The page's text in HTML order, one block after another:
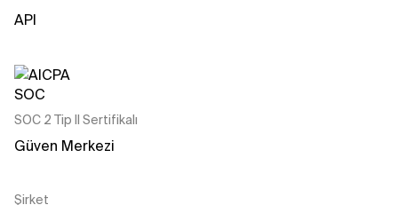
API
SOC 2 Tip II Sertifikalı
Güven Merkezi
Şirket